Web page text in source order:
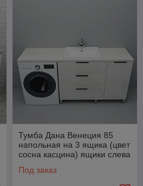
Тумба Дана Венеция 85
напольная на 3 ящика (цвет
сосна касцина) ящики слева
стиральной
Под заказ